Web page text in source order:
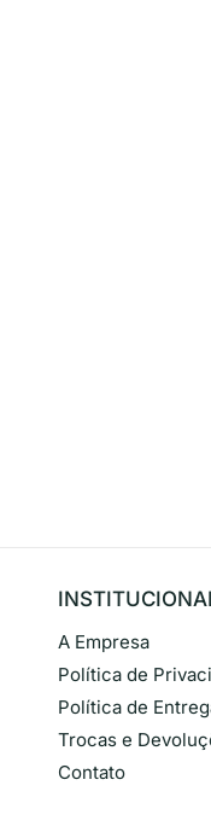
A Empresa
Política de
Política de
Trocas e
Contato